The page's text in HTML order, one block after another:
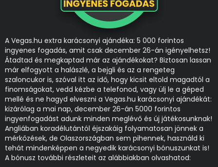
A Vegas.hu extra karácsonyi ajándéka: 5 000 forintos
ingyenes fogadás, amit csak december 26-án igényelhetsz!
Átadtad és megkaptad már az ajándékokat? Biztosan lassan
már elfogyott a halászlé, a bejgli és az a rengeteg
szaloncukor is, szóval itt az idő, hogy kicsit eltold magadtól a
finomságokat, vedd kézbe a telefonod, vagy ülj le a géped
mellé és ne hagyd elveszni a Vegas.hu karácsonyi ajándékát:
kizárólag a mai nap, december 26-án 5000 forintos
ingyenfogadást adunk minden meglévő és új játékosunknak!
Angliában koradélutántól éjszakáig folyamatosan jönnek a
mérkőzések, de Olaszországban sem pihennek, használd ki
tehát mindenképpen a negyedik karácsonyi bónuszunkat is!
A bónusz további részleteit az alábbiakban olvashatod: